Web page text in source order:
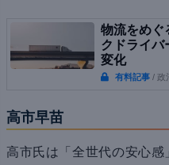
物流をめぐ
クドライバ
変化
有料記事 / 政
高市早苗
高市氏は「全世代の安心